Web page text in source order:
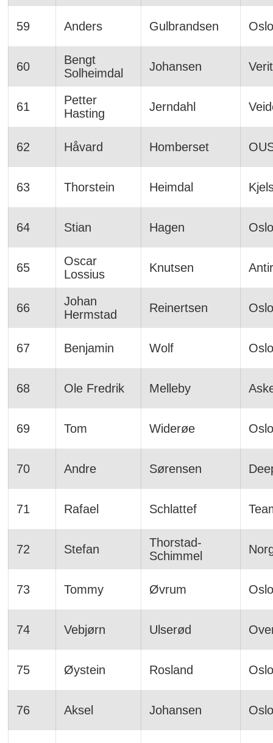
59 Anders Gulbrandsen Oslo
60
Bengt
Solheimdal
Johansen
61
Petter
Hasting
Jerndahl
62 Håvard Homberset
63 Thorstein Heimdal
64 Stian Hagen Oslo
65
Oscar
Lossius
Knutsen
66
Johan
Hermstad
Reinertsen Oslo
67 Benjamin Wolf Oslo
68 Ole Fredrik Melleby
69 Tom Widerøe Oslo
70 Andre Sørensen
71 Rafael Schlattef
72 Stefan
Thorstad-
Schimmel
73 Tommy Øvrum Oslo
74 Vebjørn Ulserød
75 Øystein Rosland Oslo
76 Aksel Johansen Oslo